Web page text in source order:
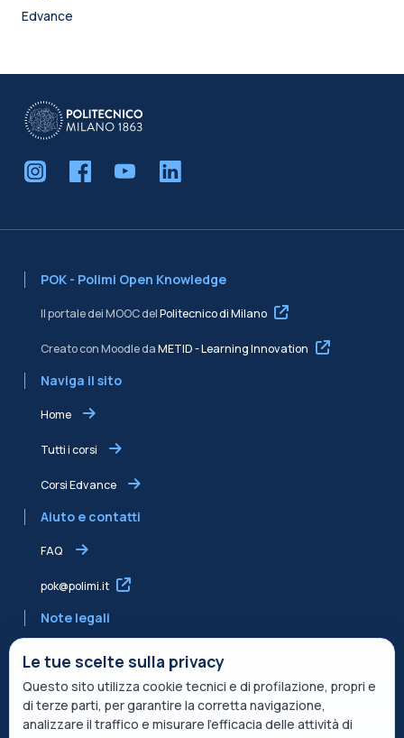
Edvance
POK - Polimi Open Knowledge
Il portale dei MOOC delPolitecnico di Milano
Creato con Moodle daMETID - Learning Innovation
Naviga il sito
Home
Tutti i corsi
Corsi Edvance
Aiuto e contatti
FAQ
pok@polimi.it
Note legali
Informativa condivisa Edvance per il trattamento dei dati
Termini di servizio
Le tue scelte sulla privacy
Questo sito utilizza cookie tecnici e di profilazione, propri e
di terze parti, per garantire la corretta navigazione,
analizzare il traffico e misurare l’efficacia delle attività di